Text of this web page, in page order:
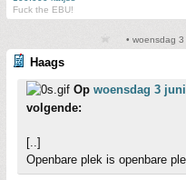
Fuck the EBU!
• woensdag
Haags
Op woensdag 3
volgende:
[..]
Openbare plek is openbare